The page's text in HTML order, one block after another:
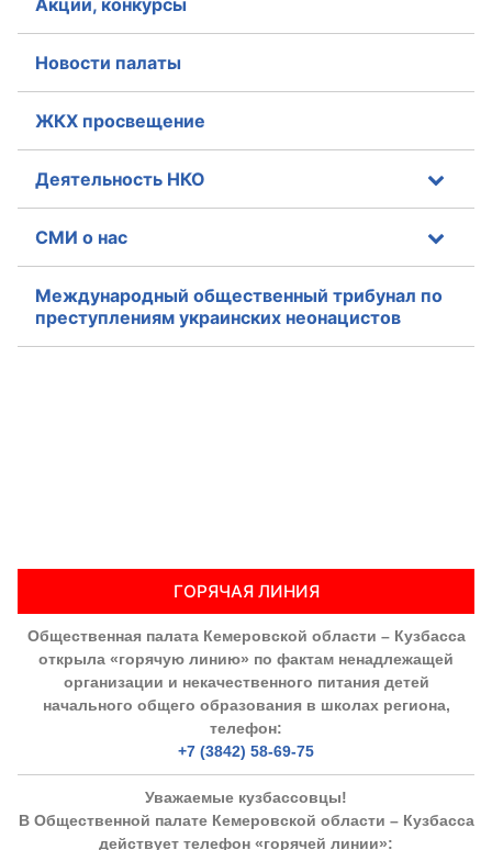
Новости палаты
ЖКХ просвещение
Деятельность НКО
СМИ о нас
Международный общественный трибунал по
преступлениям украинских неонацистов
ГОРЯЧАЯ ЛИНИЯ
Общественная палата Кемеровской области – Кузбасса
открыла «горячую линию» по фактам ненадлежащей
организации и некачественного питания детей
начального общего образования в школах региона,
телефон:
+7 (3842) 58-69-75
Уважаемые кузбассовцы!
В Общественной палате Кемеровской области – Кузбасса
действует телефон «горячей линии»: